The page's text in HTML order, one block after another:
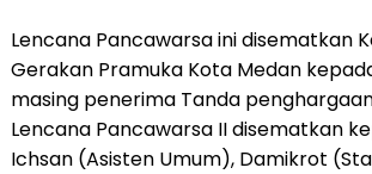
Lencana Pancawarsa ini disematkan
Gerakan Pramuka Kota Medan
masing penerima Tanda
Lencana Pancawarsa II disematkan
Ichsan (Asisten Umum), Damikrot